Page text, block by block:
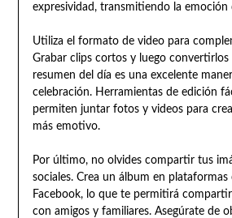
expresividad, transmitiendo la emoción
Utiliza el formato de video para
Grabar clips cortos y luego convertirlos
resumen del día es una excelente
celebración. Herramientas de edición
permiten juntar fotos y videos para
más emotivo.
Por último, no olvides compartir tus
sociales. Crea un álbum en
Facebook, lo que te permitirá
con amigos y familiares. Asegúrate de